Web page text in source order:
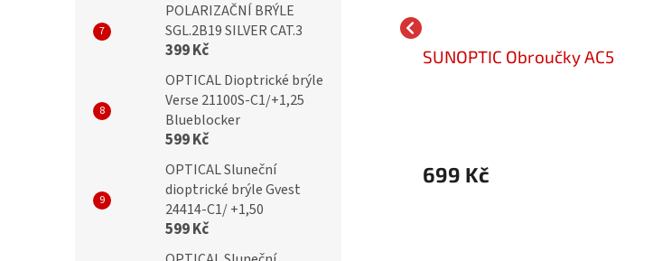
POLARIZAČNÍ BRÝLE
SGL.2B19 SILVER CAT.3
399 Kč
OPTICAL Dioptrické brýle
Verse 21100S-C1/+1,25
Blueblocker
599 Kč
OPTICAL Sluneční
dioptrické brýle Gvest
24414-C1/ +1,50
599 Kč
SUNOPTIC Obroučky AC33D
699 Kč
SUNOPTIC Obroučky AC5
699 Kč